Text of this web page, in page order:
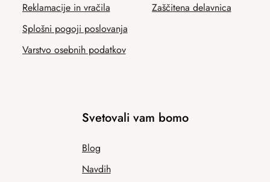
Reklamacije in vračila
Splošni pogoji poslovanja
Varstvo osebnih podatkov
Zaščitena delavnica
Svetovali vam bomo
Blog
Navdih